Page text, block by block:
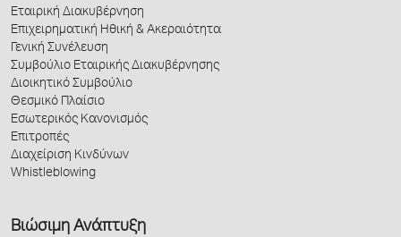
Εταιρική Διακυβέρνηση
Επιχειρηματική Ηθική & Ακεραιότητα
Γενική Συνέλευση
Συμβούλιο Εταιρικής Διακυβέρνησης
Διοικητικό Συμβούλιο
Θεσμικό Πλαίσιο
Εσωτερικός Κανονισμός
Επιτροπές
Διαχείριση Κινδύνων
Whistleblowing
Βιώσιμη Ανάπτυξη